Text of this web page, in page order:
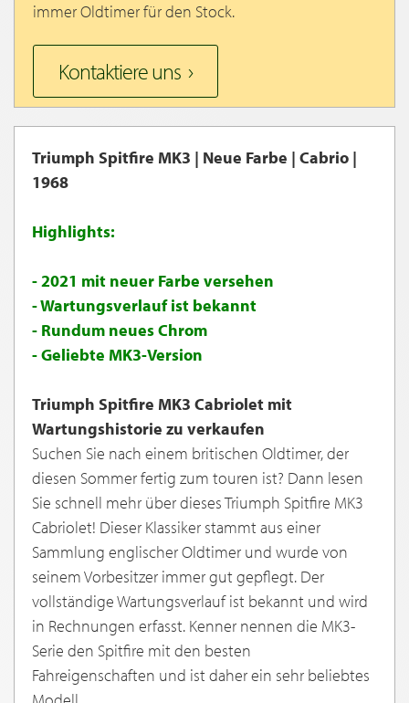
immer Oldtimer für den Stock.
Kontaktiere uns
Triumph Spitfire MK3 | Neue Farbe | Cabrio |
1968
Highlights:
- 2021 mit neuer Farbe versehen
- Wartungsverlauf ist bekannt
- Rundum neues Chrom
- Geliebte MK3-Version
Triumph Spitfire MK3 Cabriolet mit
Wartungshistorie zu verkaufen
Suchen Sie nach einem britischen Oldtimer, der
diesen Sommer fertig zum touren ist? Dann lesen
Sie schnell mehr über dieses Triumph Spitfire MK3
Cabriolet! Dieser Klassiker stammt aus einer
Sammlung englischer Oldtimer und wurde von
seinem Vorbesitzer immer gut gepflegt. Der
vollständige Wartungsverlauf ist bekannt und wird
in Rechnungen erfasst. Kenner nennen die MK3-
Serie den Spitfire mit den besten
Fahreigenschaften und ist daher ein sehr beliebtes